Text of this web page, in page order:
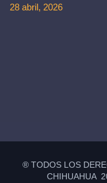
28 abril, 2026
® TODOS LOS
CHIHUAHUA